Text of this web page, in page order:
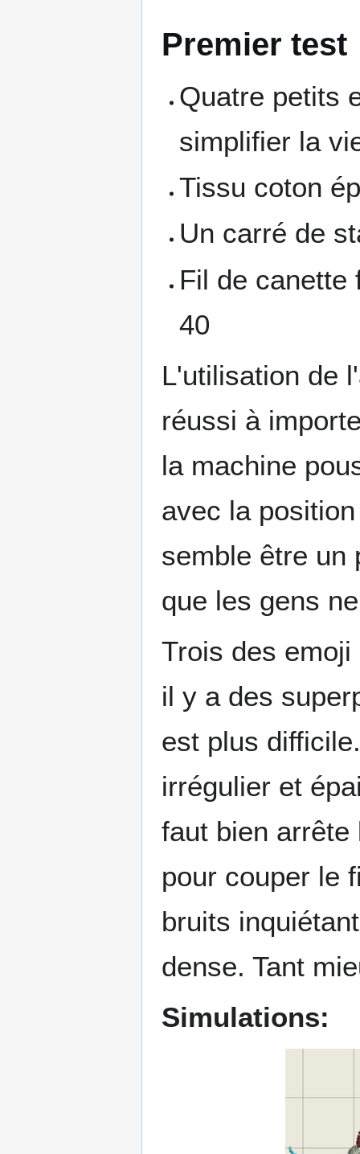
Premier test
Quatre petits
simplifier la
Tissu coton
Un carré de
Fil de canette
40
L'utilisation de
réussi à
la machine
avec la
semble être un
que les gens
Trois des
il y a des
est plus
irrégulier et
faut bien arrête
pour couper le
bruits
dense. Tant
Simulations: